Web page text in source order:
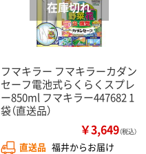
フマキラー フマキラーカダン
セーフ電池式らくらくスプレ
ー850ml フマキラー447682 1
袋（直送品）
￥3,649（税込）
直送品 福井からお届け